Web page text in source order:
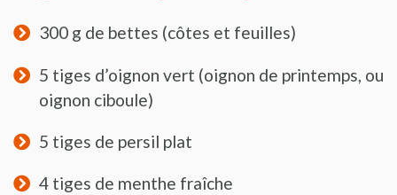
300 g de bettes (côtes et feuilles)
5 tiges d’oignon vert (oignon de printemps, ou
oignon ciboule)
5 tiges de persil plat
4 tiges de menthe fraîche